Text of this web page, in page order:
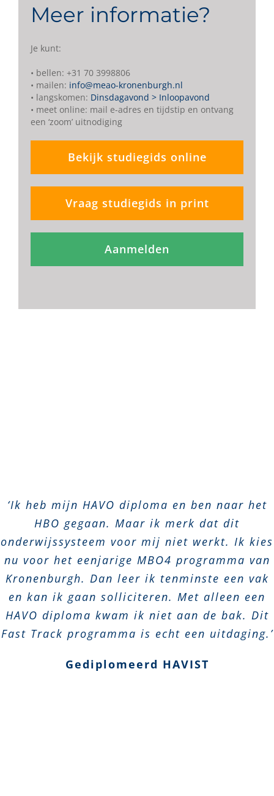
Meer informatie?
Je kunt:
• bellen: +31 70 3998806
• mailen: info@meao-kronenburgh.nl
• langskomen: Dinsdagavond > Inloopavond
• meet online: mail e-adres en tijdstip en ontvang
een ‘zoom’ uitnodiging
Bekijk studiegids online
Vraag studiegids in print
Aanmelden
‘Ik heb mijn HAVO diploma en ben naar het
HBO gegaan. Maar ik merk dat dit
onderwijssysteem voor mij niet werkt. Ik kies
nu voor het eenjarige MBO4 programma van
Kronenburgh. Dan leer ik tenminste een vak
en kan ik gaan solliciteren. Met alleen een
HAVO diploma kwam ik niet aan de bak. Dit
Fast Track programma is echt een uitdaging.’
Gediplomeerd HAVIST